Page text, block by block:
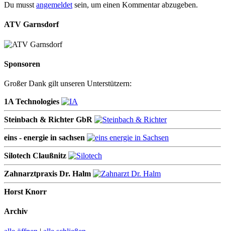
Du musst angemeldet sein, um einen Kommentar abzugeben.
ATV Garnsdorf
Sponsoren
Großer Dank gilt unseren Unterstützern:
1A Technologies
Steinbach & Richter GbR
eins - energie in sachsen
Silotech Claußnitz
Zahnarztpraxis Dr. Halm
Horst Knorr
Archiv